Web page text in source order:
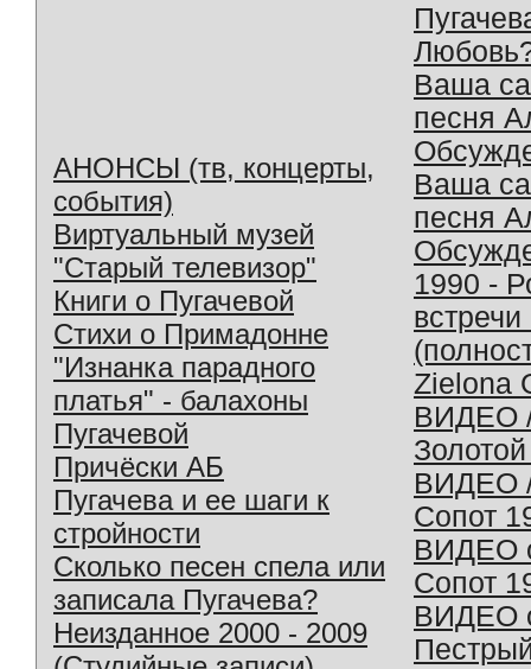
АНОНСЫ (тв, концерты,
события)
Виртуальный музей
"Старый телевизор"
Книги о Пугачевой
Стихи о Примадонне
"Изнанка парадного
платья" - балахоны
Пугачевой
Причёски АБ
Пугачева и ее шаги к
стройности
Сколько песен спела или
записала Пугачева?
Неизданное 2000 - 2009
Ваша
песня
Ваша
песня
1990 -
Zielona
ВИДЕО
ВИДЕО
Сопот
ВИДЕО
Сопот
ВИДЕО